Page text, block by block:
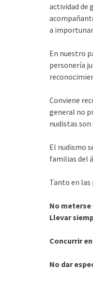
actividad de
a
En nuestro
personería
Conviene
general no
nudistas
El nudismo
familias del
Tanto en las
No meterse
Llevar
Concurrir
No dar